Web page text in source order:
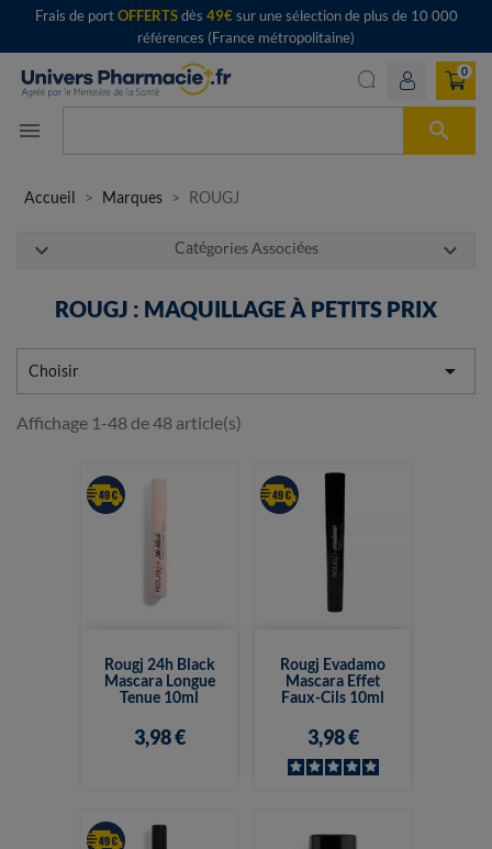
Frais de portOFFERTSdès 49€sur une sélection de plus de 10 000
références (France métropolitaine)
menu 
0
Accueil Marques ROUGJ
expand_more Catégories Associées expand_more
ROUGJ : MAQUILLAGE À PETITS PRIX
Choisir 
Affichage 1-48 de 48 article(s)
Rougj 24h Black
Mascara Longue
Tenue 10ml
3,98 €
Rougj Evadamo
Mascara Effet
Faux-Cils 10ml
3,98 €